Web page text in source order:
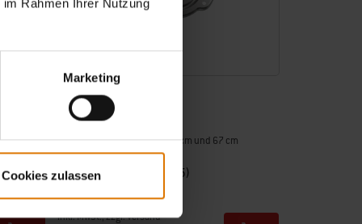
Rahmen Ihrer Nutzung
Marketing
Cookies zulassen
iGrill Halterung
Passend für Weber 47 cm, 57 cm und 67 cm
Holzkohle-Grills (ab 2011)
(45)
15,99 €
inkl. MwSt., zzgl. Versand